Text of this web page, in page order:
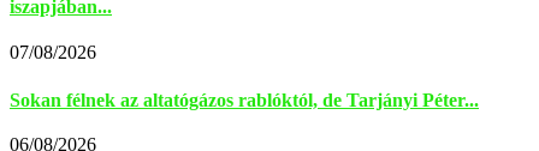
iszapjában...
07/08/2026
Sokan félnek az altatógázos rablóktól, de Tarjányi Péter...
06/08/2026